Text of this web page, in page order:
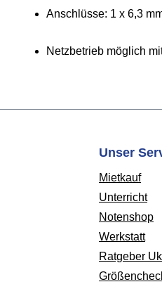
Anschlüsse: 1 x 6,3
Netzbetrieb möglich
Unser
Mietkauf
Unterricht
Notenshop
Werkstatt
Ratgeber